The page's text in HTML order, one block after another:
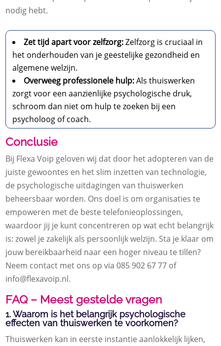
nodig hebt.
Zet tijd apart voor zelfzorg:Zelfzorg is cruciaal in
het onderhouden van je geestelijke gezondheid en
algemene welzijn.
Overweeg professionele hulp:Als thuiswerken
zorgt voor een aanzienlijke psychologische druk,
schroom dan niet om hulp te zoeken bij een
psycholoog of coach.
Conclusie
Bij Flexa Voip geloven wij dat door het adopteren van de
juiste gewoontes en het slim inzetten van technologie,
de psychologische uitdagingen van thuiswerken
beheersbaar worden. Ons doel is om organisaties te
empoweren met de beste telefonieoplossingen,
waardoor jij je kunt concentreren op wat echt belangrijk
is: zowel je zakelijk als persoonlijk welzijn. Sta je klaar om
jouw bereikbaarheid naar een hoger niveau te tillen?
Neem contact met ons op via 085 902 67 77 of
info@flexavoip.nl.
FAQ – Meest gestelde vragen
1. Waarom is het belangrijk psychologische
effecten van thuiswerken te voorkomen?
Thuiswerken kan in eerste instantie aanlokkelijk lijken,